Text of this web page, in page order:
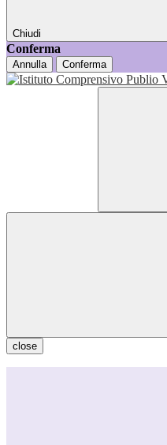
Chiudi
Conferma
Annulla Conferma
close